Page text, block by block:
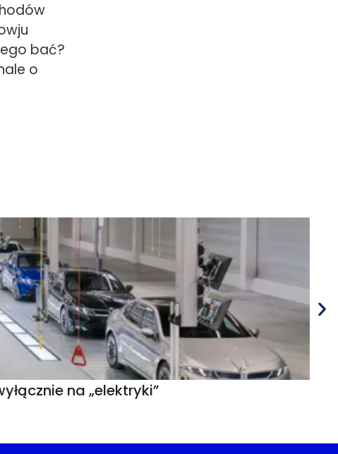
bać?
o
na „elektryki”